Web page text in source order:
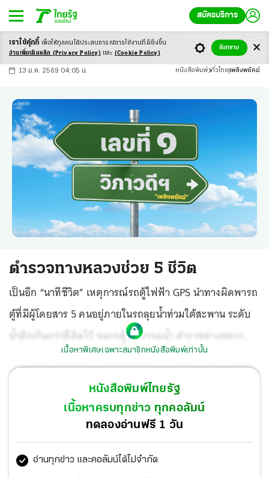
สมัครบริการ
-ก ก ก+
13 ม.ค. 2569 04:05 น. หนังสือพิมพ์ ทั่วไทย เพลิงพยัคฆ์
ตำรวจทางหลวงช่วย 5 ชีวิต
เป็นอีก “นาทีชีวิต” เหตุการณ์รถตู้ไฟฟ้า GPS นำทางผิดพารถ
ตู้ที่มีผู้โดยสาร 5 คนอยู่ภายในรถลุยน้ำท่วมใต้สะพาน ระดับ
น้ำลึกเกินกว่าที่คิดไว้ จนรถตู้ไฟฟ้าจมน้ำ ตำรวจทางหลวง
ช่วยชีวิตออกมาได้หวุดหวิด
เนื้อหาพิเศษเฉพาะสมาชิกหนังสือพิมพ์เท่านั้น
หนังสือพิมพ์ไทยรัฐ
เนื้อหาครบทุกข่าว ทุกคอลัมน์
ทดลองอ่านฟรี 1 วัน
อ่านทุกข่าว และคอลัมน์ได้ไม่จำกัด
เราใช้คุ้กกี้ เพื่อให้ทุกคนได้ประสบการณ์การใช้งานที่ดียิ่งขึ้น
อ่านเพิ่มเติมคลิก (Privacy Policy) และ (Cookie Policy)
รับทราบ